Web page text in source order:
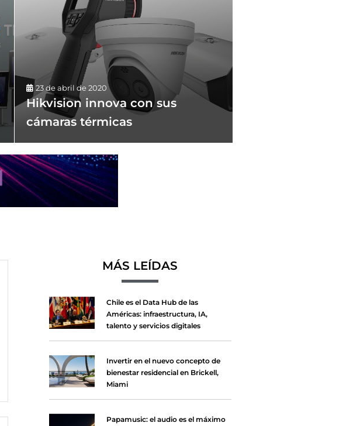
23 de abril de 2020
Hikvision innova con sus
cámaras térmicas
MÁS LEÍDAS
Chile es el Data Hub de las
Américas: infraestructura, IA,
talento y servicios digitales
Invertir en el nuevo concepto de
bienestar residencial en Brickell,
Miami
Papamusic: el audio es el máximo